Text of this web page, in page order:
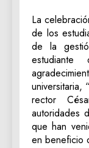
​La
de los
de la
universitaria,
rector
autoridades
que han
en beneficio